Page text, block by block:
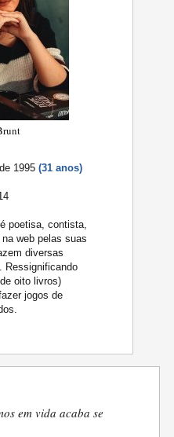
1995(31 anos)
poetisa, contista,
web pelas suas
diversas
Ressignificando
oito livros)
jogos de
em vida acaba se